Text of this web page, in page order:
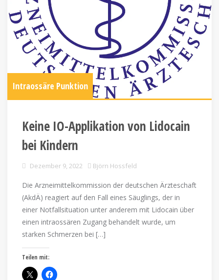
Intraossäre Punktion
Keine IO-Applikation von Lidocain
bei Kindern
Dezember 9, 2022 Björn Hossfeld
Die Arzneimittelkommission der deutschen Ärzteschaft
(AkdÄ) reagiert auf den Fall eines Säuglings, der in
einer Notfallsituation unter anderem mit Lidocain über
einen intraossären Zugang behandelt wurde, um
starken Schmerzen bei […]
Teilen mit: